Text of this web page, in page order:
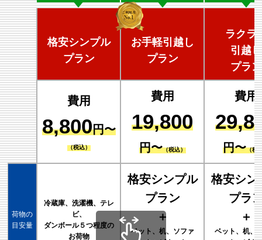
格安シンプル
プラン
お手軽引越し
プラン
ラクラ
引越し
プラン
費用
8,800円〜
（税込）
費用
19,800
円〜（税込）
費用
円〜（税
荷物の
目安量
冷蔵庫、洗濯機、テレ
ビ、
ダンボール５つ程度の
お荷物
格安シンプル
プラン
＋
ベット、机、ソファ
格安シン
プラ
＋
ベット、机、